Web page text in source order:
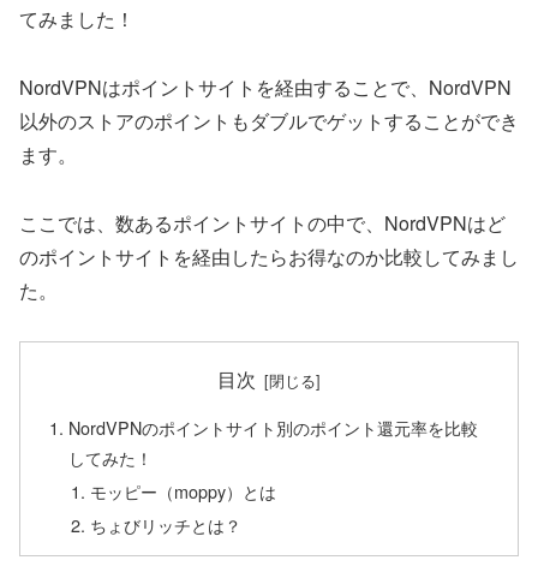
てみました！
NordVPNはポイントサイトを経由することで、NordVPN
以外のストアのポイントもダブルでゲットすることができ
ます。
ここでは、数あるポイントサイトの中で、NordVPNはど
のポイントサイトを経由したらお得なのか比較してみまし
た。
目次
NordVPNのポイントサイト別のポイント還元率を比較
してみた！
モッピー（moppy）とは
ちょびリッチとは？